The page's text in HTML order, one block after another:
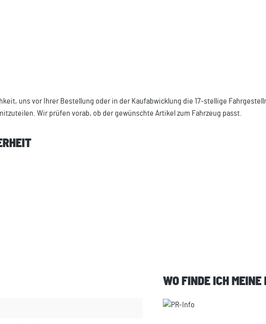
uns vor Ihrer Bestellung oder in der Kaufabwicklung die 17-stellige
Wir prüfen vorab, ob der gewünschte Artikel zum Fahrzeug passt.
WO FINDE ICH